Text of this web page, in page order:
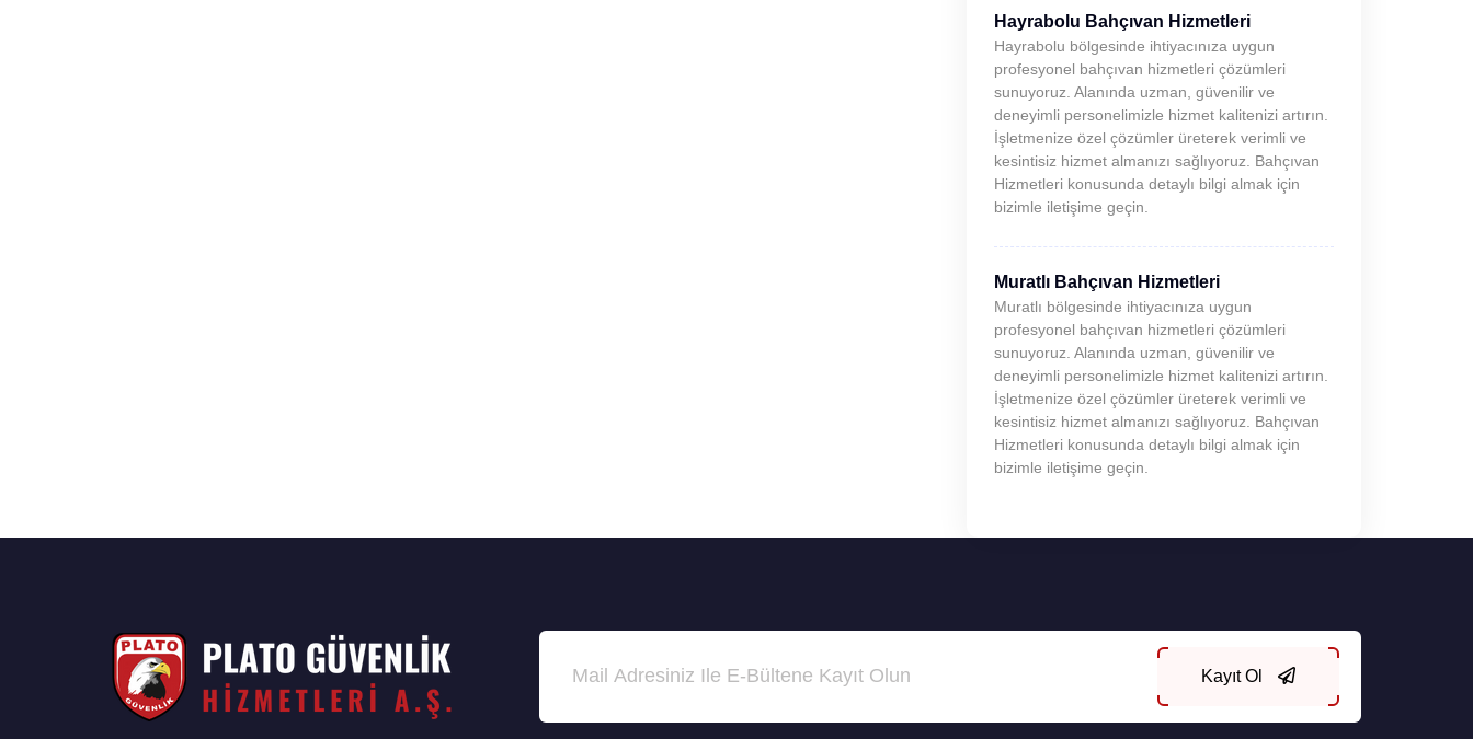
Hayrabolu Bahçıvan Hizmetleri
Hayrabolu bölgesinde ihtiyacınıza uygun
profesyonel bahçıvan hizmetleri çözümleri
sunuyoruz. Alanında uzman, güvenilir ve
deneyimli personelimizle hizmet kalitenizi artırın.
İşletmenize özel çözümler üreterek verimli ve
kesintisiz hizmet almanızı sağlıyoruz. Bahçıvan
Hizmetleri konusunda detaylı bilgi almak için
bizimle iletişime geçin.
Muratlı Bahçıvan Hizmetleri
Muratlı bölgesinde ihtiyacınıza uygun
profesyonel bahçıvan hizmetleri çözümleri
sunuyoruz. Alanında uzman, güvenilir ve
deneyimli personelimizle hizmet kalitenizi artırın.
İşletmenize özel çözümler üreterek verimli ve
kesintisiz hizmet almanızı sağlıyoruz. Bahçıvan
Hizmetleri konusunda detaylı bilgi almak için
bizimle iletişime geçin.
Kayıt Ol